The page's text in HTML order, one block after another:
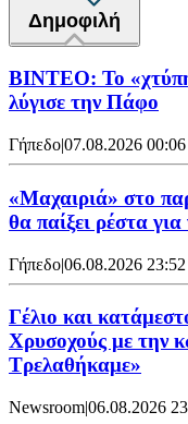
Δημοφιλή
ΒΙΝΤΕΟ: Το
λύγισε την Πάφο
Γήπεδο|07.08.2026 00:06
«Μαχαιριά» στο
θα παίξει ρέστα
Γήπεδο|06.08.2026 23:52
Γέλιο και
Χρυσοχούς με την
Τρελαθήκαμε»
Newsroom|06.08.2026